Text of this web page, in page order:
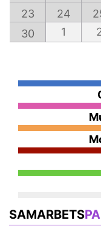
23
24
30
1
SAMARBETS